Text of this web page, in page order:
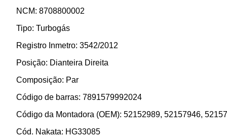
NCM: 8708800002
Tipo: Turbogás
Registro Inmetro: 3542/2012
Posição: Dianteira Direita
Composição: Par
Código de barras: 7891579992024
Código da Montadora (OEM): 52152989, 52157946,
Cód. Nakata: HG33085